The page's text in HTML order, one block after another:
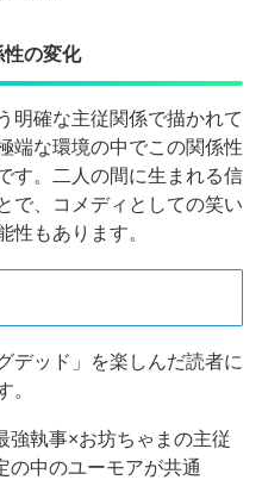
性の変化
明確な主従関係で描かれて
端な環境の中でこの関係性
す。二人の間に生まれる信
で、コメディとしての笑い
性もあります。
デッド」を楽しんだ読者に
。
強執事×お坊ちゃまの主従
の中のユーモアが共通